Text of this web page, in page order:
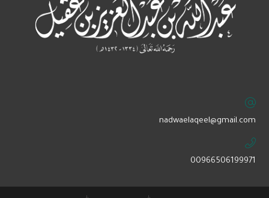
‏nadwaelaqeel@gmail.com
00966506199971